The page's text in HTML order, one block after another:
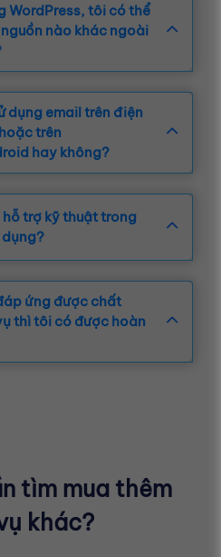
WordPress, tôi có thể
nào khác ngoài
dụng email trên điện
trên
hay không?
trợ kỹ thuật trong
dụng?
ứng được chất
thì tôi có được hoàn
tìm mua thêm
khác?